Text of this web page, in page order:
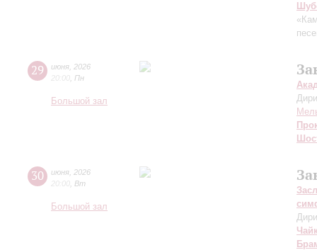
29 июня 2026
20:00 Пн
Большой зал
30 июня 2026
20:00 Вт
Большой зал